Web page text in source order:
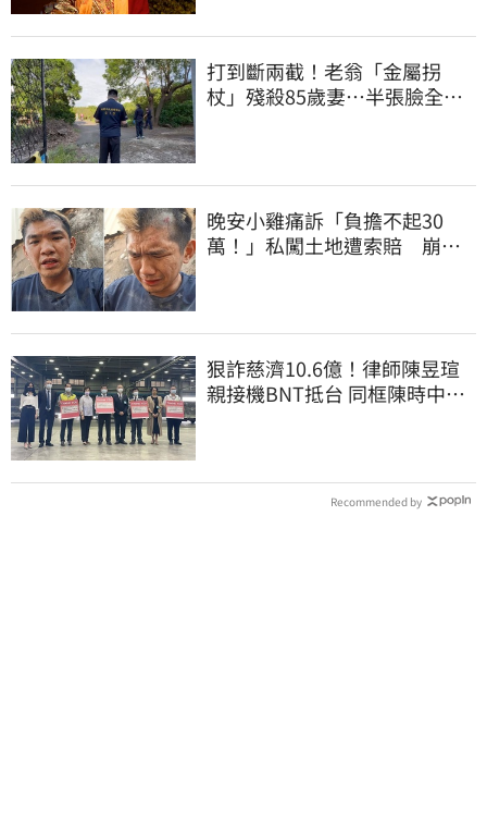
打到斷兩截！老翁「金屬拐
杖」殘殺85歲妻…半張臉全
晚安小雞痛訴「負擔不起30
萬！」私闖土地遭索賠 崩
狠詐慈濟10.6億！律師陳昱瑄
親接機BNT抵台 同框陳時中、
Recommended by